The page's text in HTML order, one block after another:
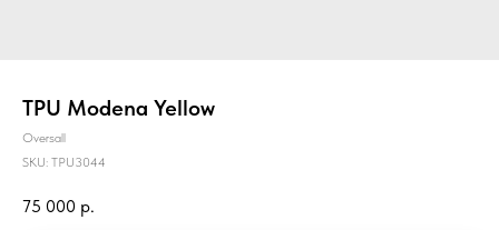
TPU Modena Yellow
Oversall
SKU: TPU3044
75 000 р.